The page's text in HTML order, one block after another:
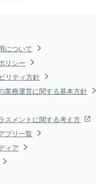
について
リシー
リティ方針
業務運営に関する基本方針
スメントに関する考え方
プリ一覧
ィア